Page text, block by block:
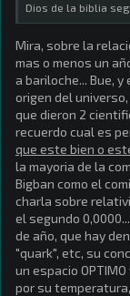
Dios de la biblia
Mira, sobre la
mas o menos un
a bariloche... Bue,
origen del
que dieron 2
recuerdo cual es
que este bien o
la mayoria de la
Bigban como el
charla sobre
el segundo
de año, que hay
"quark", etc, su
un espacio
por su